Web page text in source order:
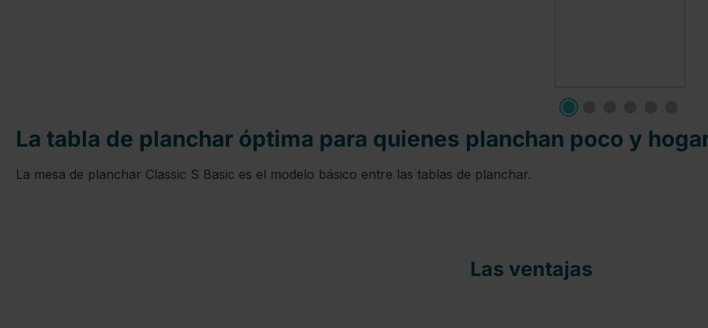
La tabla de planchar óptima para quienes planchan poco y
La mesa de planchar Classic S Basic es el modelo básico entre las tablas de planchar.
Las ventajas